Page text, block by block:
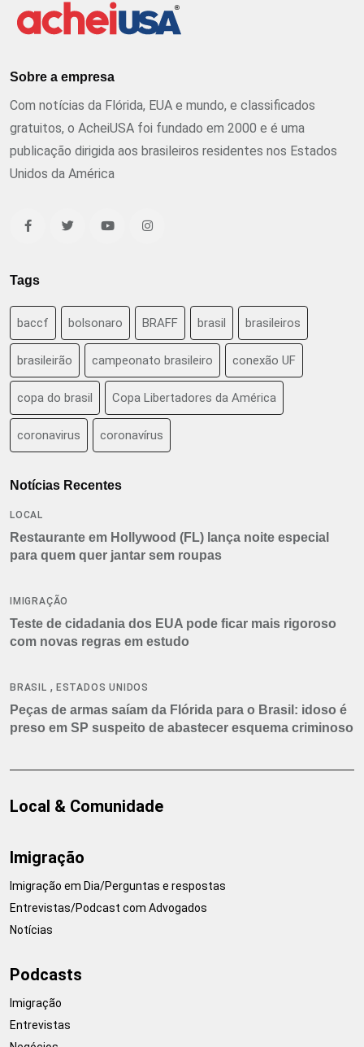
Sobre a empresa
Com notícias da Flórida, EUA e mundo, e classificados
gratuitos, o AcheiUSA foi fundado em 2000 e é uma
publicação dirigida aos brasileiros residentes nos Estados
Unidos da América
Tags
baccf bolsonaro BRAFF brasil brasileiros
brasileirão campeonato brasileiro conexão UF
copa do brasil Copa Libertadores da América
coronavirus coronavírus
Notícias Recentes
LOCAL
Restaurante em Hollywood (FL) lança noite especial
para quem quer jantar sem roupas
IMIGRAÇÃO
Teste de cidadania dos EUA pode ficar mais rigoroso
com novas regras em estudo
BRASIL , ESTADOS UNIDOS
Peças de armas saíam da Flórida para o Brasil: idoso é
preso em SP suspeito de abastecer esquema criminoso
Local & Comunidade
Imigração
Imigração em Dia/Perguntas e respostas
Entrevistas/Podcast com Advogados
Notícias
Podcasts
Imigração
Entrevistas